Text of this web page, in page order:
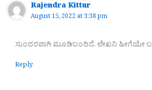
Rajendra Kittur
August 15, 2022 at 3:38 pm
ಸುಂದರವಾಗಿ ಮೂಡಿಬಂದಿದೆ. ಲೇಖನಿ‌ ಹೀಗೆಯೇ
Reply